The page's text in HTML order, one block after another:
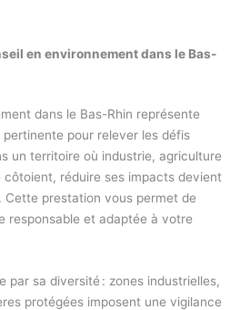
en environnement dans le Bas-
dans le Bas-Rhin représente
pertinente pour relever les défis
un territoire où industrie, agriculture
réduire ses impacts devient
Cette prestation vous permet de
responsable et adaptée à votre
par sa diversité : zones industrielles,
protégées imposent une vigilance